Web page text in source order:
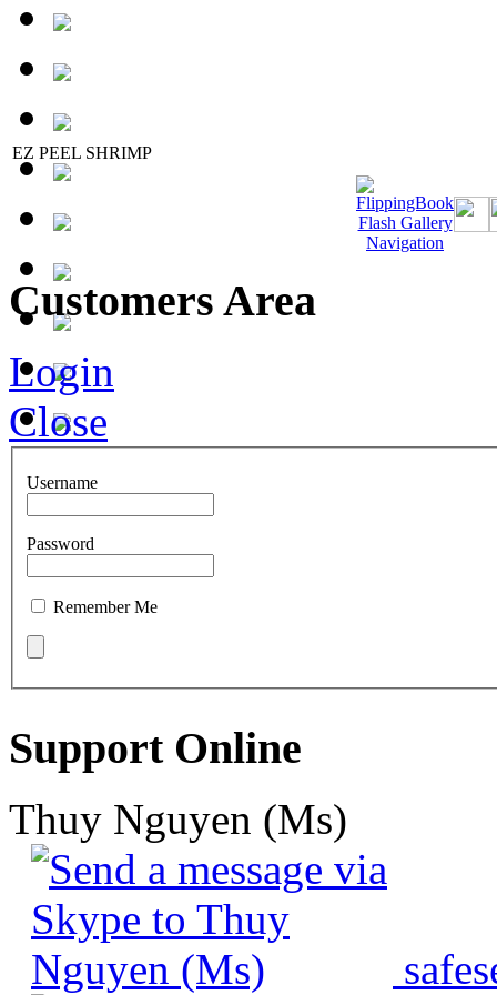
EZ PEEL SHRIMP
Customers Area
Login
Close
Username
Password
Remember Me
Support Online
Thuy Nguyen (Ms)